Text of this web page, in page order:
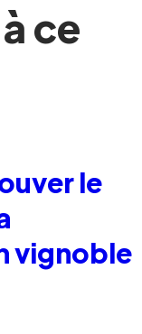
ce
le
vignoble